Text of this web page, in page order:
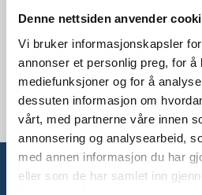
Denne nettsiden anvender
Vi bruker informasjonskapsler
annonser et personlig preg, for å
mediefunksjoner og for å
dessuten informasjon om
vårt, med partnerne våre innen
annonsering og analysearbeid,
med annen informasjon du har
eller som de har samlet inn
SØK I TAGS